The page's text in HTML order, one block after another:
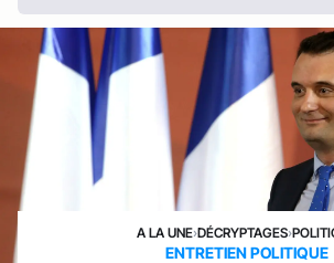
A LA UNE›DÉCRYPTAGES›
ENTRETIEN POLITIQUE